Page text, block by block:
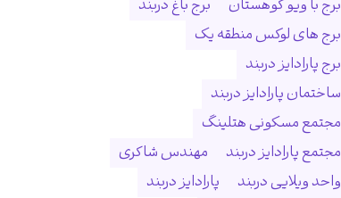
برج با ویو کوهستان
برج باغ دربند
برج های لوکس منطقه یک
برج پارادایز دربند
ساختمان پارادایز دربند
مجتمع مسکونی هتلینگ
مجتمع پارادایز دربند
مهندس شاکری
واحد ویلایی دربند
پارادایز دربند